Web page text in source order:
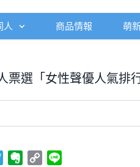
人 商品情報 萌
票選「女性聲優人氣排
TelegramEvernote
Copy